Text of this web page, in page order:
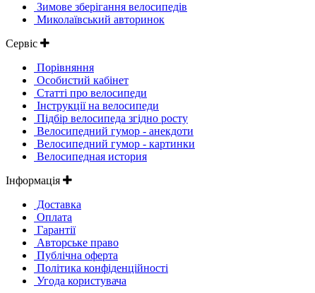
Зимове зберігання велосипедів
Миколаївський авторинок
Сервіс
Порівняння
Особистий кабінет
Статті про велосипеди
Інструкції на велосипеди
Підбір велосипеда згідно росту
Велосипедний гумор - анекдоти
Велосипедний гумор - картинки
Велосипедная история
Інформація
Доставка
Оплата
Гарантії
Авторське право
Публічна оферта
Політика конфіденційності
Угода користувача